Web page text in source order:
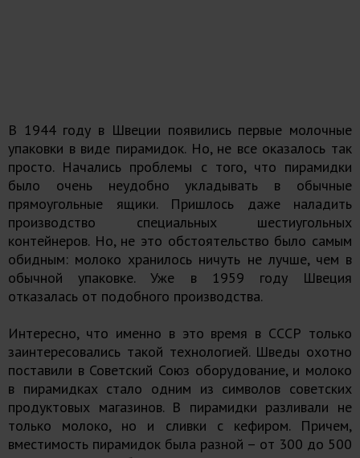
В 1944 году в Швеции появились первые молочные
упаковки в виде пирамидок. Но, не все оказалось так
просто. Начались проблемы с того, что пирамидки
было очень неудобно укладывать в обычные
прямоугольные ящики. Пришлось даже наладить
производство специальных шестиугольных
контейнеров. Но, не это обстоятельство было самым
обидным: молоко хранилось ничуть не лучше, чем в
обычной упаковке. Уже в 1959 году Швеция
отказалась от подобного производства.
Интересно, что именно в это время в СССР только
заинтересовались такой технологией. Шведы охотно
поставили в Советский Союз оборудование, и молоко
в пирамидках стало одним из символов советских
продуктовых магазинов. В пирамидки разливали не
только молоко, но и сливки с кефиром. Причем,
вместимость пирамидок была разной – от 300 до 500